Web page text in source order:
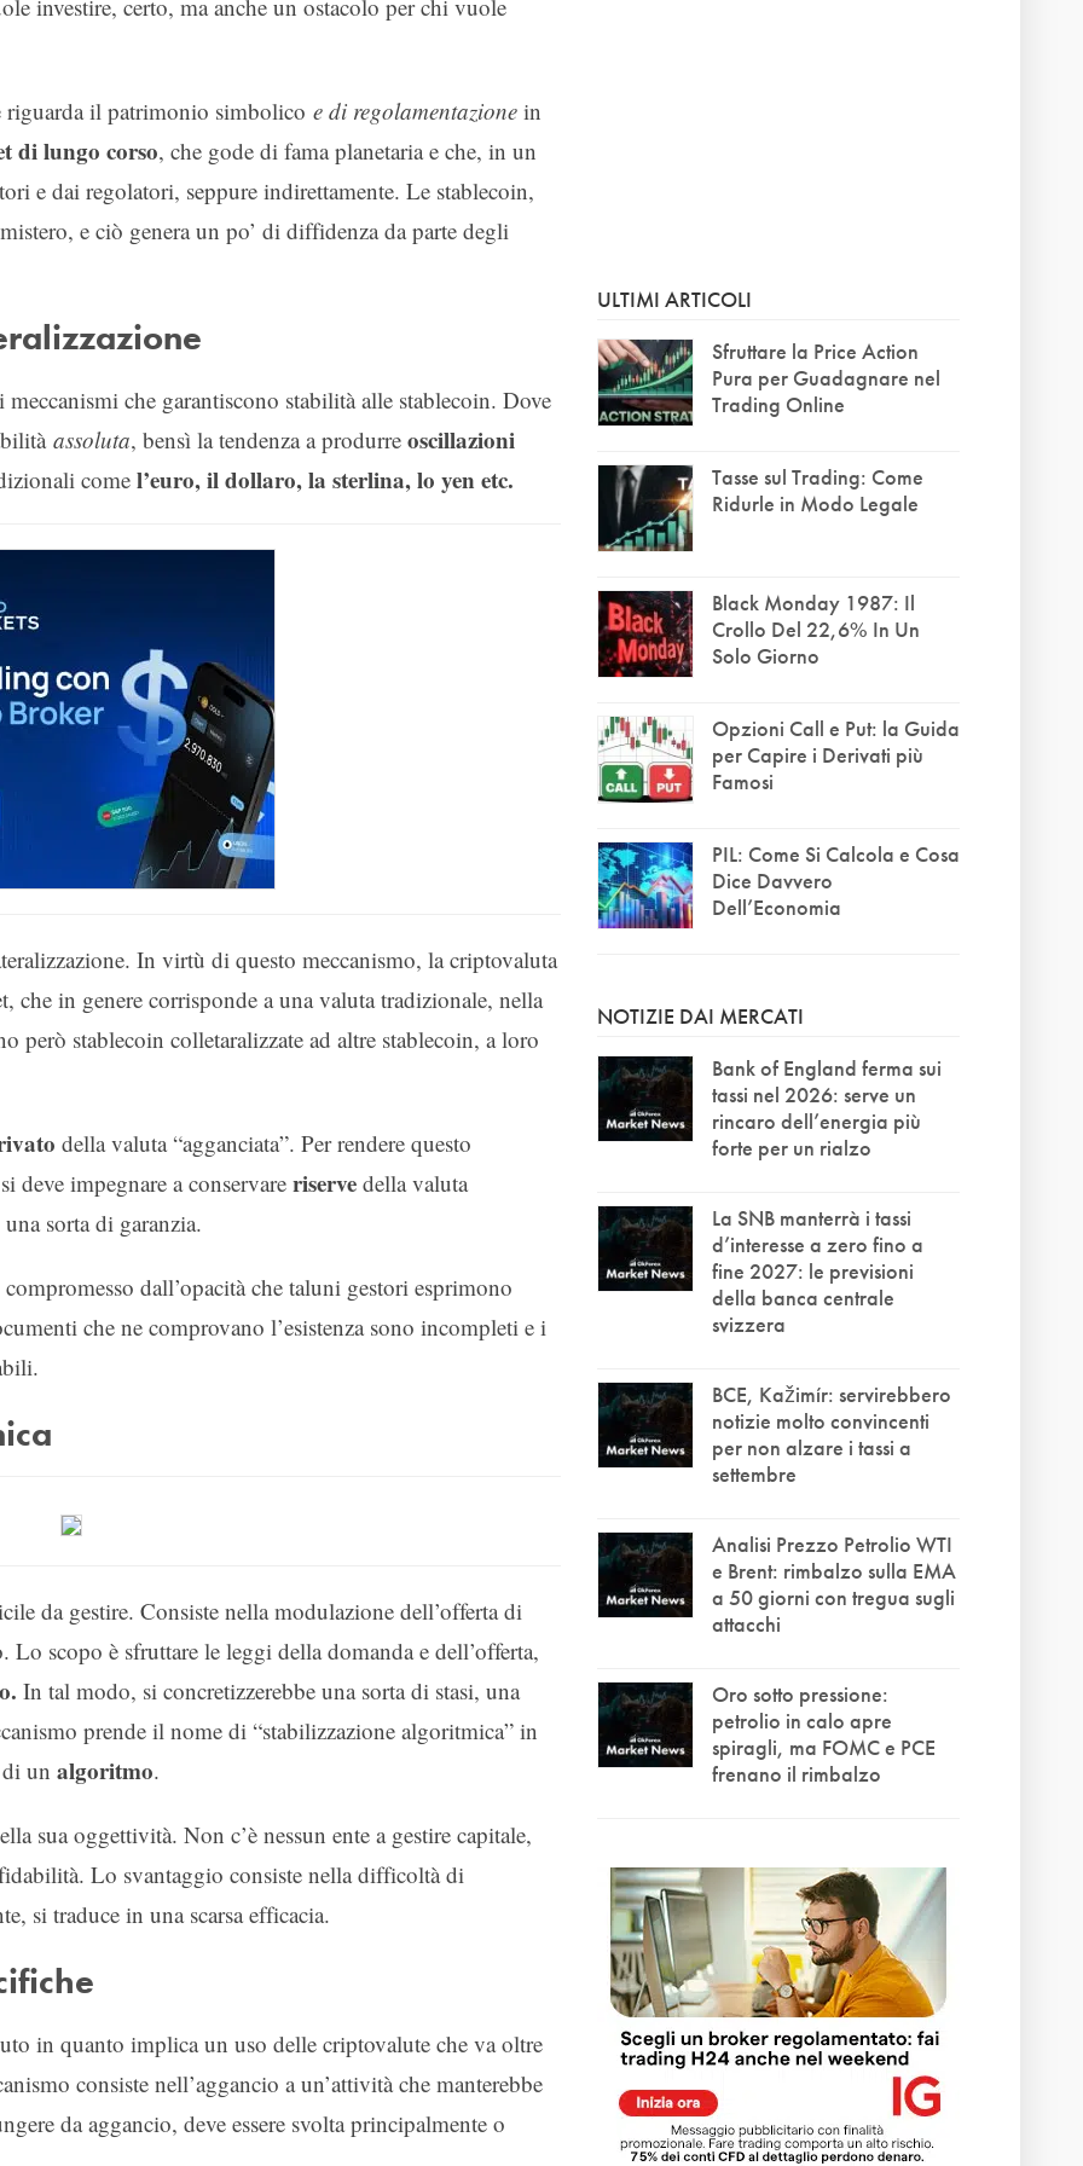
investire, certo, ma anche un ostacolo per chi vuole
riguarda il patrimonio simbolico e di regolamentazione in
di lungo corso, che gode di fama planetaria e che, in un
e dai regolatori, seppure indirettamente. Le stablecoin,
e ciò genera un po’ di diffidenza da parte degli
che garantiscono stabilità alle stablecoin. Dove
assoluta, bensì la tendenza a produrre oscillazioni
come l’euro, il dollaro, la sterlina, lo yen etc.
In virtù di questo meccanismo, la criptovaluta
che in genere corrisponde a una valuta tradizionale, nella
però stablecoin colletaralizzate ad altre stablecoin, a loro
della valuta “agganciata”. Per rendere questo
deve impegnare a conservare riserve della valuta
sorta di garanzia.
dall’opacità che taluni gestori esprimono
che ne comprovano l’esistenza sono incompleti e i
da gestire. Consiste nella modulazione dell’offerta di
scopo è sfruttare le leggi della domanda e dell’offerta,
In tal modo, si concretizzerebbe una sorta di stasi, una
prende il nome di “stabilizzazione algoritmica” in
un algoritmo.
sua oggettività. Non c’è nessun ente a gestire capitale,
Lo svantaggio consiste nella difficoltà di
si traduce in una scarsa efficacia.
in quanto implica un uso delle criptovalute che va oltre
consiste nell’aggancio a un’attività che manterebbe
da aggancio, deve essere svolta principalmente o
ULTIMI ARTICOLI
Sfruttare la Price Action
Pura per Guadagnare nel
Trading Online
Tasse sul Trading: Come
Ridurle in Modo Legale
Black Monday 1987: Il
Crollo Del 22,6% In Un
Solo Giorno
Opzioni Call e Put: la Guida
per Capire i Derivati più
Famosi
PIL: Come Si Calcola e Cosa
Dice Davvero
Dell’Economia
NOTIZIE DAI MERCATI
Bank of England ferma sui
tassi nel 2026: serve un
rincaro dell’energia più
forte per un rialzo
La SNB manterrà i tassi
d’interesse a zero fino a
fine 2027: le previsioni
della banca centrale
svizzera
BCE, Kažimír: servirebbero
notizie molto convincenti
per non alzare i tassi a
settembre
Analisi Prezzo Petrolio WTI
e Brent: rimbalzo sulla EMA
a 50 giorni con tregua sugli
attacchi
Oro sotto pressione:
petrolio in calo apre
spiragli, ma FOMC e PCE
frenano il rimbalzo